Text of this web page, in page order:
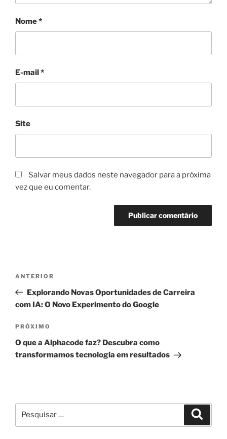
Nome*
E-mail*
Site
Salvar meus dados neste navegador para a próxima
vez que eu comentar.
Post
Post
anterior
ANTERIOR
Explorando Novas Oportunidades de Carreira
com IA: O Novo Experimento do Google
Próximo
post
PRÓXIMO
O que a Alphacode faz? Descubra como
transformamos tecnologia em resultados
por: